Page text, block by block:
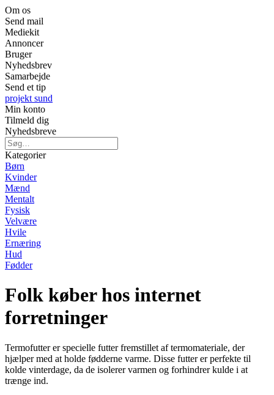
Om os
Send mail
Mediekit
Annoncer
Bruger
Nyhedsbrev
Samarbejde
Send et tip
projekt sund
Min konto
Tilmeld dig
Nyhedsbreve
Kategorier
Børn
Kvinder
Mænd
Mentalt
Fysisk
Velvære
Hvile
Ernæring
Hud
Fødder
Folk køber hos internet
forretninger
Termofutter er specielle futter fremstillet af termomateriale, der
hjælper med at holde fødderne varme. Disse futter er perfekte til
kolde vinterdage, da de isolerer varmen og forhindrer kulde i at
trænge ind.